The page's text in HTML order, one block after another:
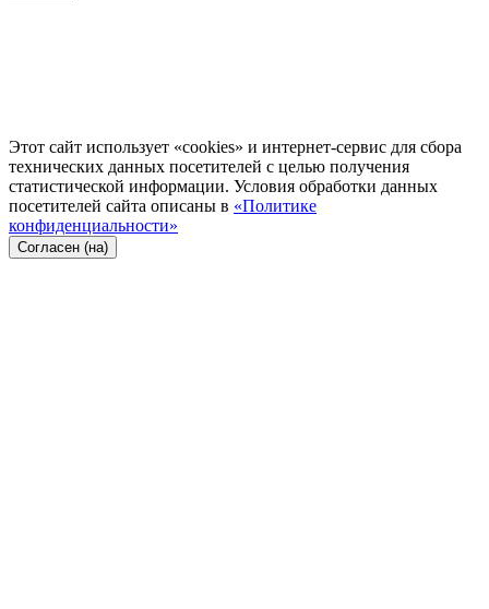
Этот сайт использует «cookies» и интернет-сервис для сбора
технических данных посетителей с целью получения
статистической информации. Условия обработки данных
посетителей сайта описаны в «Политике
конфиденциальности»
Согласен (на)